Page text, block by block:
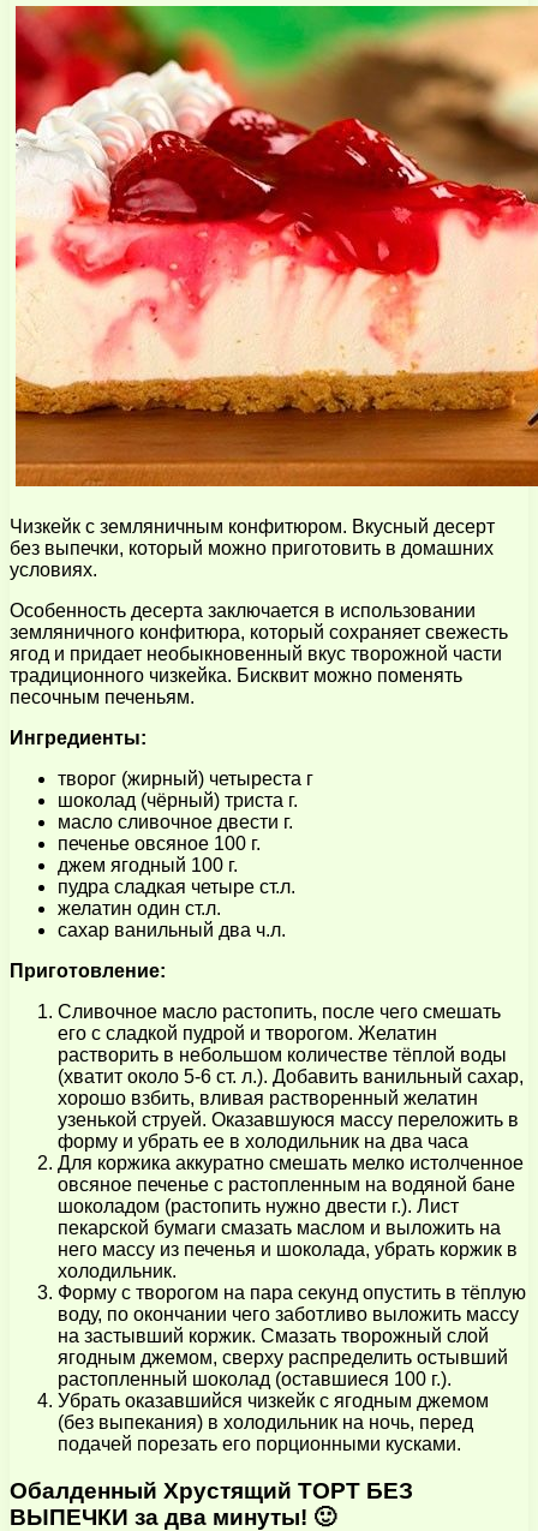
Чизкейк с земляничным конфитюром. Вкусный десерт
без выпечки, который можно приготовить в домашних
условиях.
Особенность десерта заключается в использовании
земляничного конфитюра, который сохраняет свежесть
ягод и придает необыкновенный вкус творожной части
традиционного чизкейка. Бисквит можно поменять
песочным печеньям.
Ингредиенты:
творог (жирный) четыреста г
шоколад (чёрный) триста г.
масло сливочное двести г.
печенье овсяное 100 г.
джем ягодный 100 г.
пудра сладкая четыре ст.л.
желатин один ст.л.
сахар ванильный два ч.л.
Приготовление:
Сливочное масло растопить, после чего смешать
его с сладкой пудрой и творогом. Желатин
растворить в небольшом количестве тёплой воды
(хватит около 5-6 ст. л.). Добавить ванильный сахар,
хорошо взбить, вливая растворенный желатин
узенькой струей. Оказавшуюся массу переложить в
форму и убрать ее в холодильник на два часа
Для коржика аккуратно смешать мелко истолченное
овсяное печенье с растопленным на водяной бане
шоколадом (растопить нужно двести г.). Лист
пекарской бумаги смазать маслом и выложить на
него массу из печенья и шоколада, убрать коржик в
холодильник.
Форму с творогом на пара секунд опустить в тёплую
воду, по окончании чего заботливо выложить массу
на застывший коржик. Смазать творожный слой
ягодным джемом, сверху распределить остывший
растопленный шоколад (оставшиеся 100 г.).
Убрать оказавшийся чизкейк с ягодным джемом
(без выпекания) в холодильник на ночь, перед
подачей порезать его порционными кусками.
Обалденный Хрустящий ТОРТ БЕЗ
ВЫПЕЧКИ за два минуты! 🙂